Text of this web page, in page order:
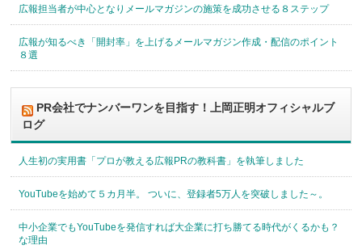
広報担当者が中心となりメールマガジンの施策を成功させる８ステップ
広報が知るべき「開封率」を上げるメールマガジン作成・配信のポイント
８選
PR会社でナンバーワンを目指す！上岡正明オフィシャルブ
ログ
人生初の実用書「プロが教える広報PRの教科書」を執筆しました
YouTubeを始めて５カ月半。 ついに、登録者5万人を突破しました～。
中小企業でもYouTubeを発信すれば大企業に打ち勝てる時代がくるかも？
な理由